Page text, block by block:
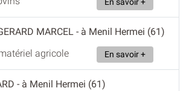
En savoir +
MARCEL - à Menil Hermei (61)
agricole
En savoir +
- à Menil Hermei (61)